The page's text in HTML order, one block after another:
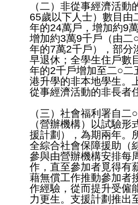
（二）非從事經濟活
65歲以下人士）數目
年的24萬戶，增加約9
增加約3萬9千戶（由
年的7萬2千戶），部分
早退休；全學生住戶數
年的2千戶增加至二○二
港升學的非本地學生。
從事經濟活動的非長者
（三）社會福利署自
（營辦機構）以試驗
援計劃），為期兩年。
全綜合社會保障援助（
參與由營辦機構安排每
作，直至參加者覓得有
藉無償工作推動參加者
作經驗，從而提升受僱
力更生。支援計劃推出